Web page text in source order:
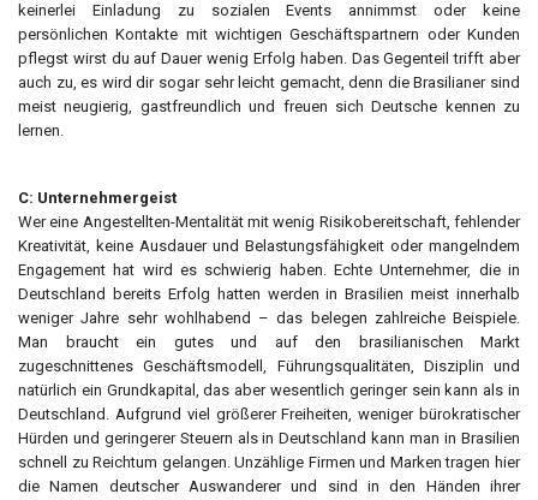
keinerlei Einladung zu sozialen Events annimmst oder keine
persönlichen Kontakte mit wichtigen Geschäftspartnern oder Kunden
pflegst wirst du auf Dauer wenig Erfolg haben. Das Gegenteil trifft aber
auch zu, es wird dir sogar sehr leicht gemacht, denn die Brasilianer sind
meist neugierig, gastfreundlich und freuen sich Deutsche kennen zu
lernen.
C: Unternehmergeist
Wer eine Angestellten-Mentalität mit wenig Risikobereitschaft, fehlender
Kreativität, keine Ausdauer und Belastungsfähigkeit oder mangelndem
Engagement hat wird es schwierig haben. Echte Unternehmer, die in
Deutschland bereits Erfolg hatten werden in Brasilien meist innerhalb
weniger Jahre sehr wohlhabend – das belegen zahlreiche Beispiele.
Man braucht ein gutes und auf den brasilianischen Markt
zugeschnittenes Geschäftsmodell, Führungsqualitäten, Disziplin und
natürlich ein Grundkapital, das aber wesentlich geringer sein kann als in
Deutschland. Aufgrund viel größerer Freiheiten, weniger bürokratischer
Hürden und geringerer Steuern als in Deutschland kann man in Brasilien
schnell zu Reichtum gelangen. Unzählige Firmen und Marken tragen hier
die Namen deutscher Auswanderer und sind in den Händen ihrer